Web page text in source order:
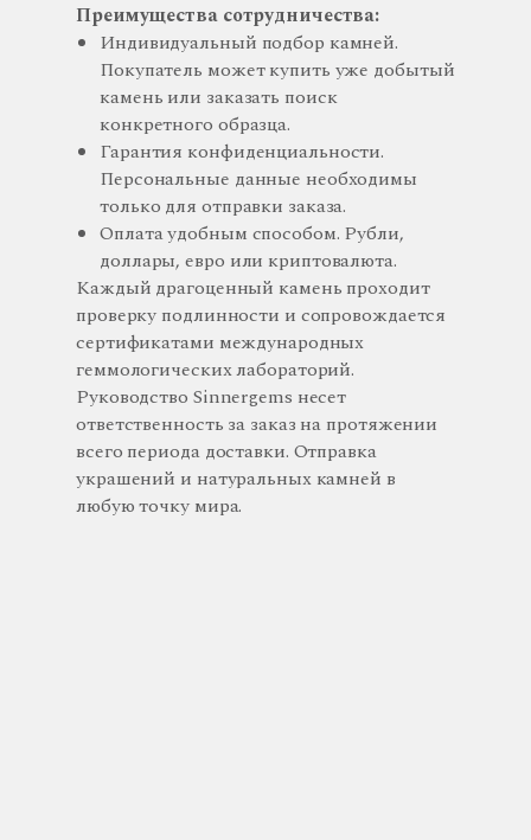
Преимущества сотрудничества:
Индивидуальный подбор камней.
Покупатель может купить уже добытый
камень или заказать поиск
конкретного образца.
Гарантия конфиденциальности.
Персональные данные необходимы
только для отправки заказа.
Оплата удобным способом. Рубли,
доллары, евро или криптовалюта.
Каждый драгоценный камень проходит
проверку подлинности и сопровождается
сертификатами международных
геммологических лабораторий.
Руководство Sinnergems несет
ответственность за заказ на протяжении
всего периода доставки. Отправка
украшений и натуральных камней в
любую точку мира.